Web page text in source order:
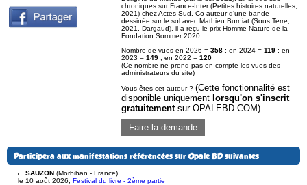
chroniques sur France-Inter (Petites histoires naturelles,
2021) chez Actes Sud. Co-auteur d’une bande
dessinée sur le sol avec Mathieu Burniat (Sous Terre,
2021, Dargaud), il a reçu le prix Homme-Nature de la
Fondation Sommer 2020.
Nombre de vues en 2026 = 358 ; en 2024 = 119 ; en
2023 = 149 ; en 2022 = 120
(Ce nombre ne prend pas en compte les vues des
administrateurs du site)
Vous êtes cet auteur ? (Cette fonctionnalité est
disponible uniquement lorsqu'on s'inscrit
gratuitementsur OPALEBD.COM)
Faire la demande
Participera aux manifestations référencées sur Opale BD suivantes
SAUZON (Morbihan - France)
le 10 août 2026
Festival du livre - 2ème partie